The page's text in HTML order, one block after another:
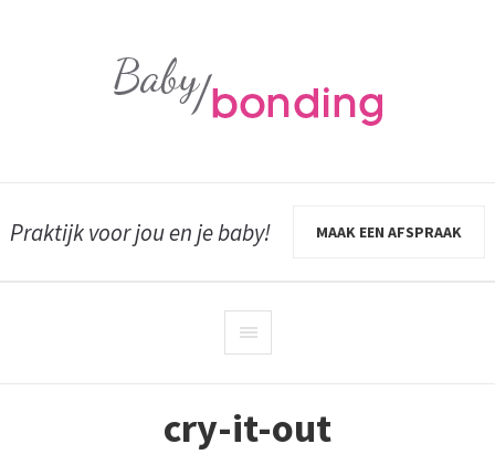
Praktijk voor jou en je baby! MAAK EEN AFSPRAAK
cry-it-out